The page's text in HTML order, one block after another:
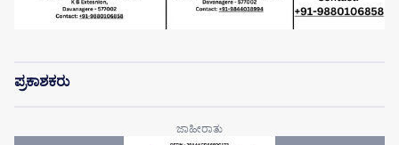
ಪ್ರಕಾಶಕರು